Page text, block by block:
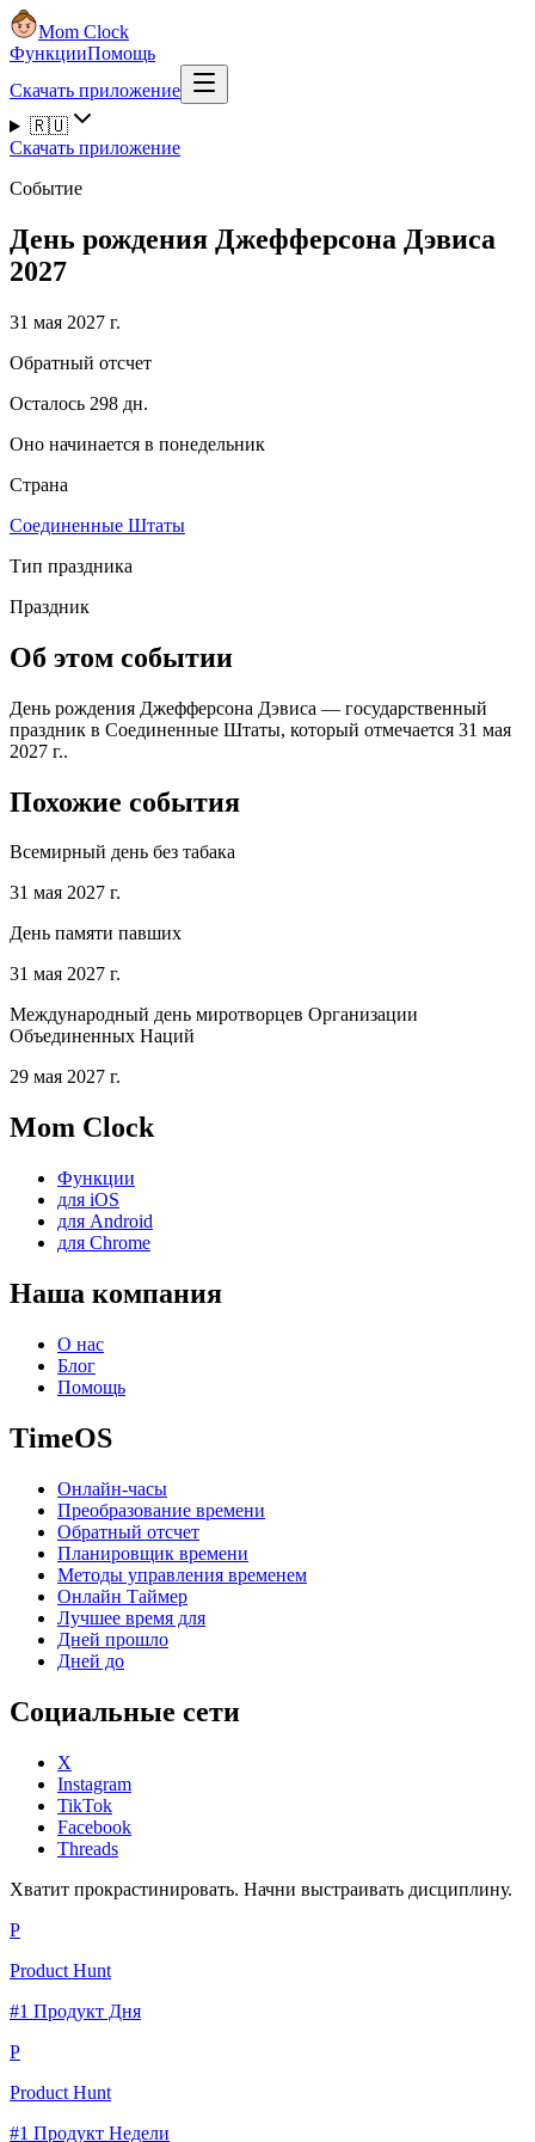
Mom Clock
ФункцииПомощь
Скачать приложение
🇷🇺
Скачать приложение
Событие
День рождения Джефферсона Дэвиса
2027
31 мая 2027 г.
Обратный отсчет
Осталось 298 дн.
Оно начинается в понедельник
Страна
Соединенные Штаты
Тип праздника
Праздник
Об этом событии
День рождения Джефферсона Дэвиса — государственный
праздник в Соединенные Штаты, который отмечается 31 мая
2027 г..
Похожие события
Всемирный день без табака
31 мая 2027 г.
День памяти павших
31 мая 2027 г.
Международный день миротворцев Организации
Объединенных Наций
29 мая 2027 г.
Mom Clock
Функции
для iOS
для Android
для Chrome
Наша компания
О нас
Блог
Помощь
TimeOS
Онлайн-часы
Преобразование времени
Обратный отсчет
Планировщик времени
Методы управления временем
Онлайн Таймер
Лучшее время для
Дней прошло
Дней до
Социальные сети
X
Instagram
TikTok
Facebook
Threads
Хватит прокрастинировать. Начни выстраивать дисциплину.
P
Product Hunt
#1 Продукт Дня
P
Product Hunt
#1 Продукт Недели